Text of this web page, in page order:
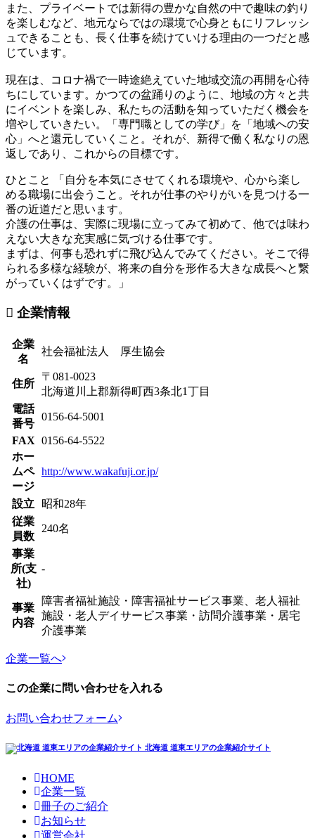
また、プライベートでは新得の豊かな自然の中で趣味の釣り
を楽しむなど、地元ならではの環境で心身ともにリフレッシ
ュできることも、長く仕事を続けていける理由の一つだと感
じています。
現在は、コロナ禍で一時途絶えていた地域交流の再開を心待
ちにしています。かつての盆踊りのように、地域の方々と共
にイベントを楽しみ、私たちの活動を知っていただく機会を
増やしていきたい。「専門職としての学び」を「地域への安
心」へと還元していくこと。それが、新得で働く私なりの恩
返しであり、これからの目標です。
ひとこと
「自分を本気にさせてくれる環境や、心から楽し
める職場に出会うこと。それが仕事のやりがいを見つける一
番の近道だと思います。
介護の仕事は、実際に現場に立ってみて初めて、他では味わ
えない大きな充実感に気づける仕事です。
まずは、何事も恐れずに飛び込んでみてください。そこで得
られる多様な経験が、将来の自分を形作る大きな成長へと繋
がっていくはずです。」
企業情報
企業
名
社会福祉法人 厚生協会
住所
〒081-0023
北海道川上郡新得町西3条北1丁目
電話
番号
0156-64-5001
FAX 0156-64-5522
ホー
ムペ
ージ
http://www.wakafuji.or.jp/
設立
昭和28年
従業
員数
240名
事業
所(支
社)
-
事業
内容
障害者福祉施設・障害福祉サービス事業、老人福祉
施設・老人デイサービス事業・訪問介護事業・居宅
介護事業
企業一覧へ
この企業に問い合わせを入れる
お問い合わせフォーム
北海道 道東エリアの企業紹介サイト
HOME
企業一覧
冊子のご紹介
お知らせ